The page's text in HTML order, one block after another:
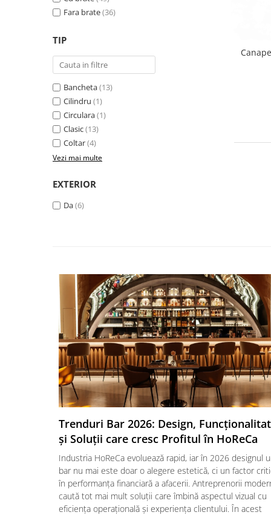
Fara brate(36)
TIP
Bancheta(13)
Cilindru (1)
Circulara(1)
Clasic(13)
Coltar(4)
Vezi mai multe
EXTERIOR
Da(6)
Trenduri Bar 2026: Design,
și Soluții care cresc Profitul în HoReCa
Industria HoReCa evoluează rapid, iar în 2026 designul
bar nu mai este doar o alegere estetică, ci un factor
în performanța financiară a afacerii. Antreprenorii
caută tot mai mult soluții care îmbină aspectul vizual cu
eficiența operațională și experiența clientului. În acest